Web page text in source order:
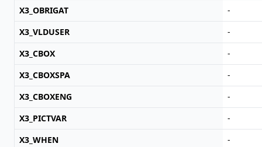
X3_OBRIGAT
-
X3_VLDUSER
-
X3_CBOX
-
X3_CBOXSPA
-
X3_CBOXENG
-
X3_PICTVAR
-
X3_WHEN
-